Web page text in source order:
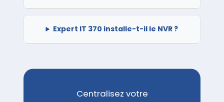
Expert IT 370 installe-t-il le NVR ?
Centralisez votre